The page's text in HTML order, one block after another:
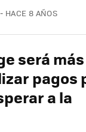
HACE 8 AÑOS
será más
pagos
a la